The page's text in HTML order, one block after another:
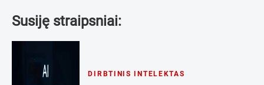
Susiję straipsniai:
DIRBTINIS INTELEKTAS